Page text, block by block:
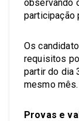
observando
participação
Os
requisitos
partir do dia
mesmo mês.
Provas e